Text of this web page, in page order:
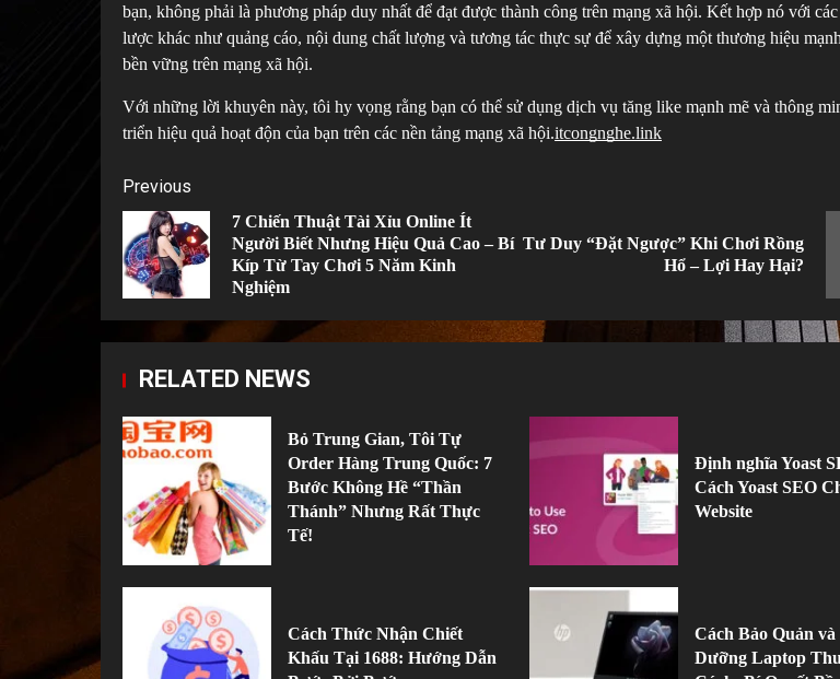
bạn, không phải là phương pháp duy nhất để đạt được thành công trên mạng xã hội. Kết hợp nó với
lược khác như quảng cáo, nội dung chất lượng và tương tác thực sự để xây dựng một thương hiệu
bền vững trên mạng xã hội.
Với những lời khuyên này, tôi hy vọng rằng bạn có thể sử dụng dịch vụ tăng like mạnh mẽ và thông
triển hiệu quả hoạt độn của bạn trên các nền tảng mạng xã hội.itcongnghe.link
Post
navigation
Previous
Previous
7 Chiến Thuật Tài Xỉu Online Ít
Người Biết Nhưng Hiệu Quả Cao – Bí
Kíp Từ Tay Chơi 5 Năm Kinh
Nghiệm
Next
Tư Duy “Đặt Ngược” Khi Chơi Rồng
Hổ – Lợi Hay Hại?
RELATED NEWS
Bỏ Trung Gian, Tôi Tự
Order Hàng Trung Quốc: 7
Bước Không Hề “Thần
Thánh” Nhưng Rất Thực
Tế!
Định nghĩa Yoast
Cách Yoast SEO
Website
Cách Thức Nhận Chiết
Khấu Tại 1688: Hướng Dẫn
Cách Bảo Quản và
Dưỡng Laptop